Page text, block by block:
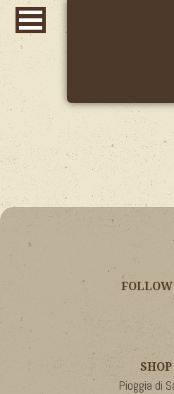
FOLLOW
SHOP
Pioggia di